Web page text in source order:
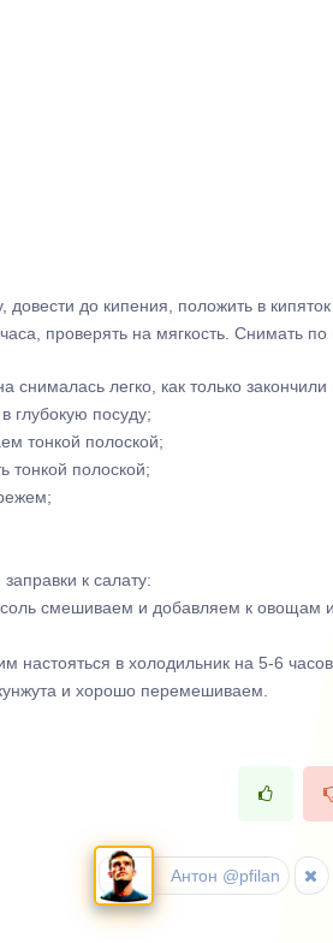
до кипения, положить в
проверять на мягкость. Снимать
легко, как только
глубокую посуду;
тонкой полоской;
тонкой полоской;
к салату:
смешиваем и добавляем к овощам
настояться в холодильник на 5-6
и хорошо перемешиваем.
Антон @pfilan